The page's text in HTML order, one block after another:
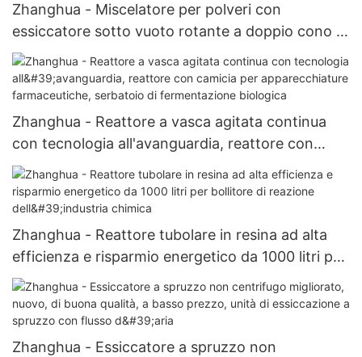
Zhanghua - Miscelatore per polveri con
essiccatore sotto vuoto rotante a doppio cono in
acciaio inossidabile
Zhanghua - Reattore a vasca agitata continua
con tecnologia all'avanguardia, reattore con
camicia per apparecchiature farmaceutiche,
serbatoio di fermentazione biologica
Zhanghua - Reattore tubolare in resina ad alta
efficienza e risparmio energetico da 1000 litri per
bollitore di reazione dell'industria chimica
Zhanghua - Essiccatore a spruzzo non